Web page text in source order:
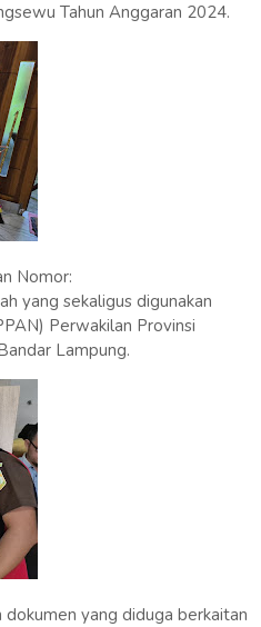
Tahun Anggaran 2024.
Nomor:
yang sekaligus digunakan
Perwakilan Provinsi
Lampung.
yang diduga berkaitan